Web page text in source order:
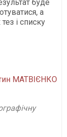
буде
а
і списку
МАТВІЄНКО